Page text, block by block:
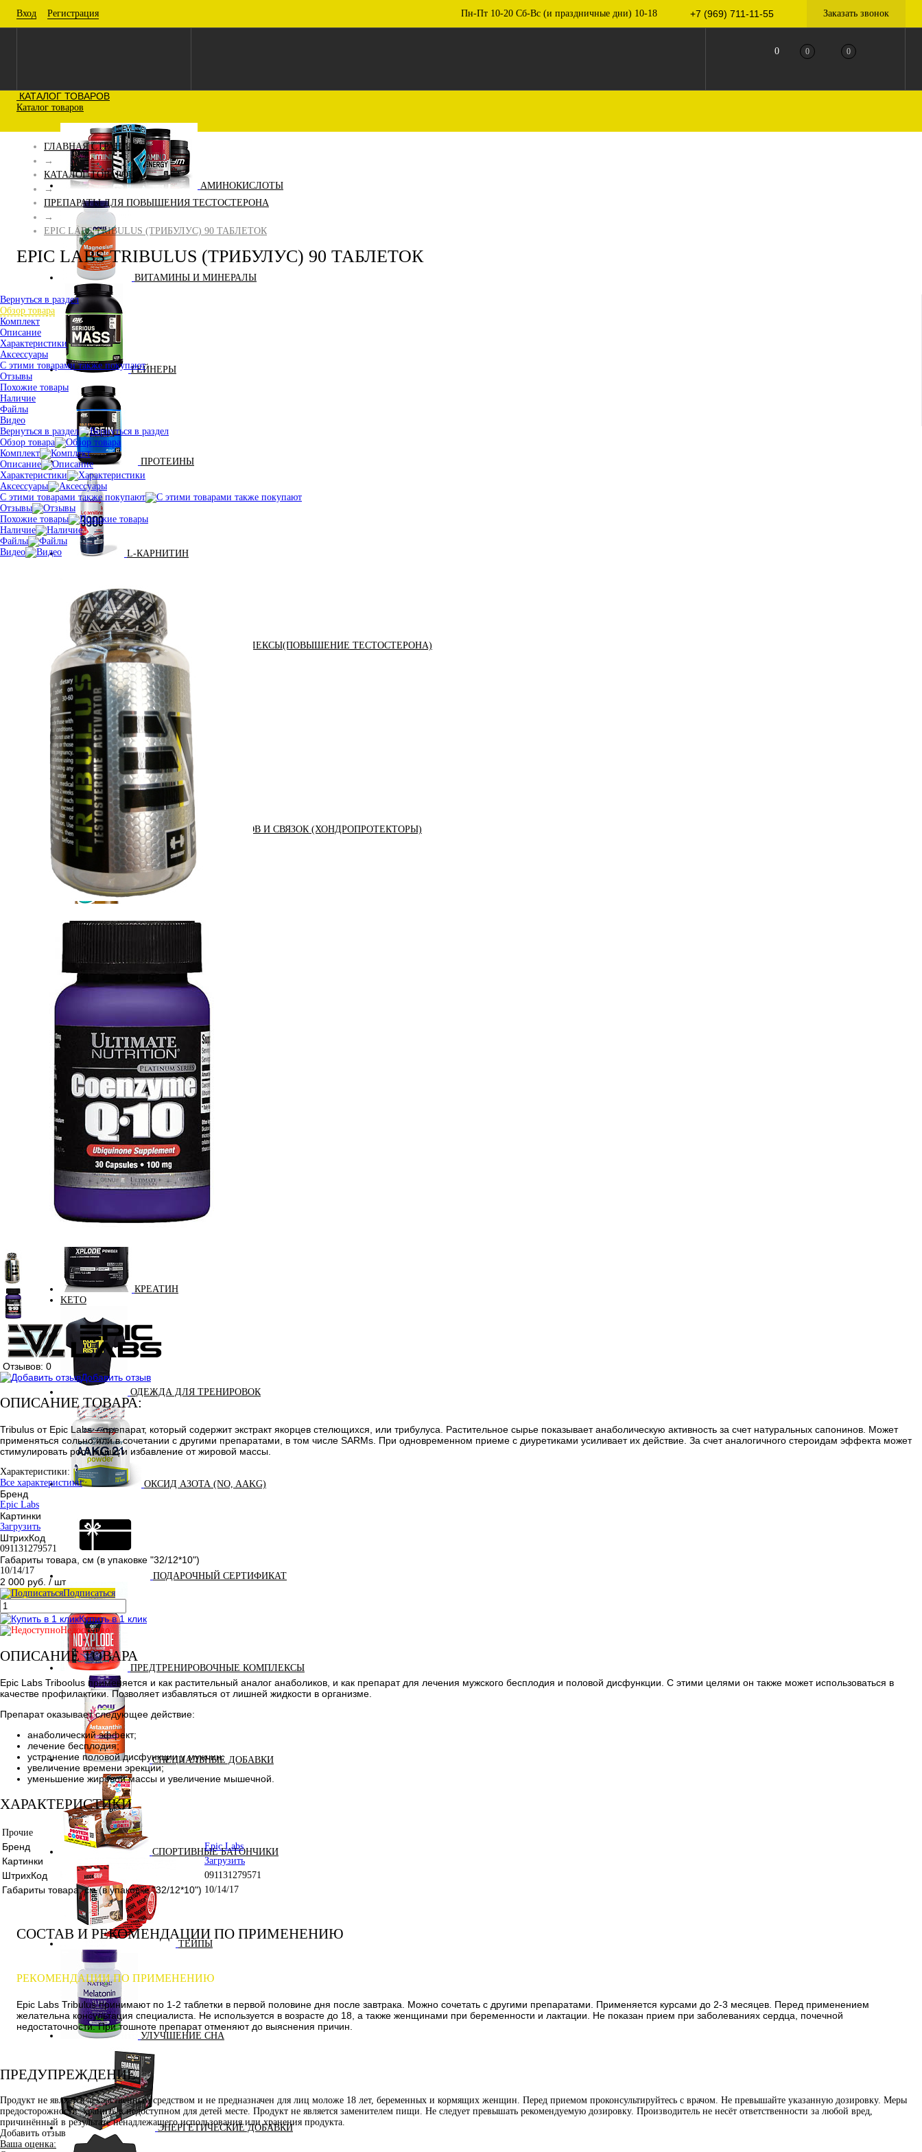
Вход Регистрация Пн-Пт 10-20 Сб-Вс (и праздничные дни) 10-18 +7 (969) 711-11-55 Заказать звонок
0 0 0
КАТАЛОГ ТОВАРОВ
Каталог товаров
АМИНОКИСЛОТЫ
ВИТАМИНЫ И МИНЕРАЛЫ
ГЕЙНЕРЫ
ПРОТЕИНЫ
L-КАРНИТИН
АНАБОЛИЧЕСКИЕ КОМПЛЕКСЫ(ПОВЫШЕНИЕ ТЕСТОСТЕРОНА)
АКСЕССУАРЫ
ДОБАВКИ ДЛЯ СУСТАВОВ И СВЯЗОК (ХОНДРОПРОТЕКТОРЫ)
ДИЕТИЧЕСКОЕ ПИТАНИЕ
ЗМА (ZMA)
КРЕАТИН
KETO
ОДЕЖДА ДЛЯ ТРЕНИРОВОК
ОКСИД АЗОТА (NO, AAKG)
ПОДАРОЧНЫЙ СЕРТИФИКАТ
ПРЕДТРЕНИРОВОЧНЫЕ КОМПЛЕКСЫ
СПЕЦИАЛЬНЫЕ ДОБАВКИ
СПОРТИВНЫЕ БАТОНЧИКИ
ТЕЙПЫ
УЛУЧШЕНИЕ СНА
ЭНЕРГЕТИЧЕСКИЕ ДОБАВКИ
ГЛАВНАЯ СТРАНИЦА
→
КАТАЛОГ ТОВАРОВ
→
ПРЕПАРАТЫ ДЛЯ ПОВЫШЕНИЯ ТЕСТОСТЕРОНА
→
EPIC LABS TRIBULUS (ТРИБУЛУС) 90 ТАБЛЕТОК
EPIC LABS TRIBULUS (ТРИБУЛУС) 90 ТАБЛЕТОК
Вернуться в раздел
Обзор товара
Комплект
Описание
Характеристики
Аксессуары
С этими товарами также покупают
Отзывы
Похожие товары
Наличие
Файлы
Видео
Вернуться в раздел
Обзор товара
Комплект
Описание
Характеристики
Аксессуары
С этими товарами также покупают
Отзывы
Похожие товары
Наличие
Файлы
Видео
Отзывов: 0
Добавить отзыв
ОПИСАНИЕ ТОВАРА:
Tribulus от Epic Labs – препарат, который содержит экстракт якорцев стелющихся, или трибулуса. Растительное сырье показывает анаболическую активность за счет натуральных сапонинов. Может
применяться сольно или в сочетании с другими препаратами, в том числе SARMs. При одновременном приеме с диуретиками усиливает их действие. За счет аналогичного стероидам эффекта может
стимулировать рост мышц и избавление от жировой массы.
Характеристики:
Все характеристики
Бренд
Epic Labs
Картинки
Загрузить
ШтрихКод
091131279571
Габариты товара, см (в упаковке "32/12*10")
10/14/17
2 000 руб. / шт
Подписаться
Купить в 1 клик
Недоступно
ОПИСАНИЕ ТОВАРА
Epic Labs Triboolus применяется и как растительный аналог анаболиков, и как препарат для лечения мужского бесплодия и половой дисфункции. С этими целями он также может использоваться в
качестве профилактики. Позволяет избавляться от лишней жидкости в организме.
Препарат оказывает следующее действие:
анаболический эффект;
лечение бесплодия;
устранение половой дисфункции у мужчин;
увеличение времени эрекции;
уменьшение жировой массы и увеличение мышечной.
ХАРАКТЕРИСТИКИ
Прочие
Бренд Epic Labs
Картинки Загрузить
ШтрихКод 091131279571
Габариты товара, см (в упаковке "32/12*10") 10/14/17
СОСТАВ И РЕКОМЕНДАЦИИ ПО ПРИМЕНЕНИЮ
РЕКОМЕНДАЦИИ ПО ПРИМЕНЕНИЮ
Epic Labs Tribulus принимают по 1-2 таблетки в первой половине дня после завтрака. Можно сочетать с другими препаратами. Применяется курсами до 2-3 месяцев. Перед применением
желательна консультация специалиста. Не используется в возрасте до 18, а также женщинами при беременности и лактации. Не показан прием при заболеваниях сердца, почечной
недостаточности. При тошноте препарат отменяют до выяснения причин.
ПРЕДУПРЕЖДЕНИЕ
Продукт не является лекарственным средством и не предназначен для лиц моложе 18 лет, беременных и кормящих женщин. Перед приемом проконсультируйтесь с врачом. Не превышайте указанную дозировку. Меры
предосторожности: хранить в недоступном для детей месте. Продукт не является заменителем пищи. Не следует превышать рекомендуемую дозировку. Производитель не несёт ответственности за любой вред,
причинённый в результате ненадлежащего использования или хранения продукта.
Добавить отзыв
Ваша оценка: